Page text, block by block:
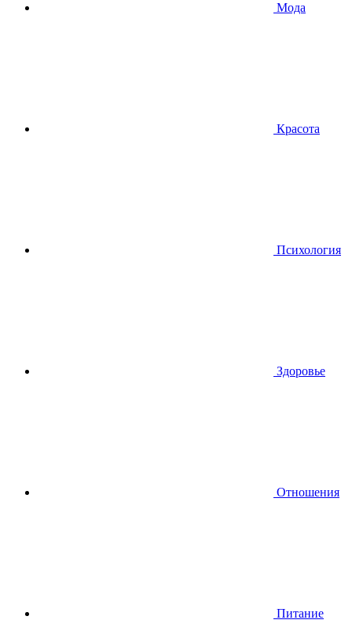
Мода
Красота
Психология
Здоровье
Отношения
Питание